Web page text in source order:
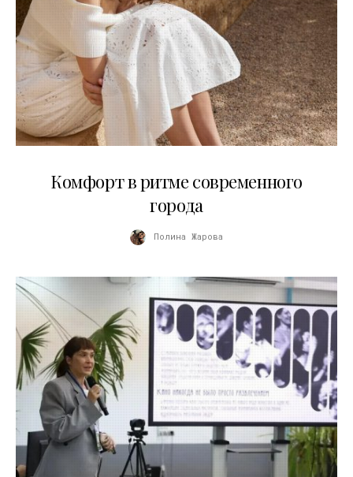
Комфорт в ритме современного
города
Полина Жарова